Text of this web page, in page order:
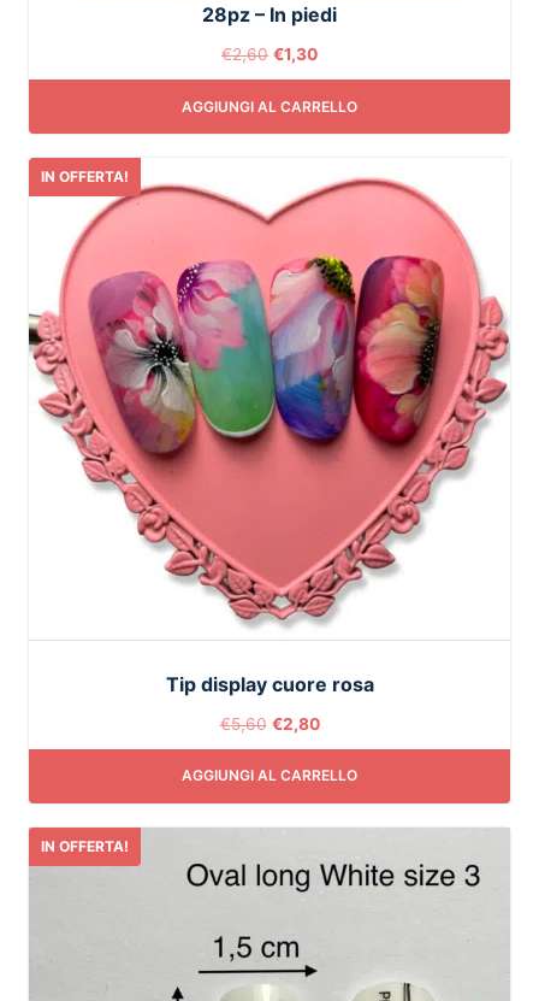
28pz – In piedi
€2,60 €1,30
AGGIUNGI AL CARRELLO
IN OFFERTA!
Tip display cuore rosa
€5,60 €2,80
AGGIUNGI AL CARRELLO
IN OFFERTA!